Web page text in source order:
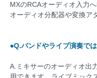
MXのRCAオーディオ入力
オーディオ分配器や変換ア
●Q.バンドやライブ演奏で
A.ミキサーのオーディオ出